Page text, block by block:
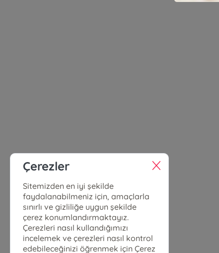
Çerezler
Sitemizden en iyi şekilde
faydalanabilmeniz için, amaçlarla
sınırlı ve gizliliğe uygun şekilde
çerez konumlandırmaktayız.
Çerezleri nasıl kullandığımızı
incelemek ve çerezleri nasıl kontrol
edebileceğinizi öğrenmek için Çerez